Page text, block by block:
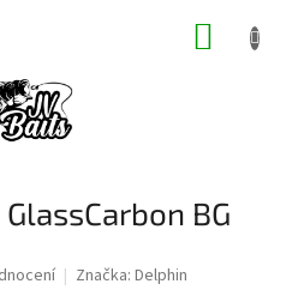
BG
Značka: Delphin